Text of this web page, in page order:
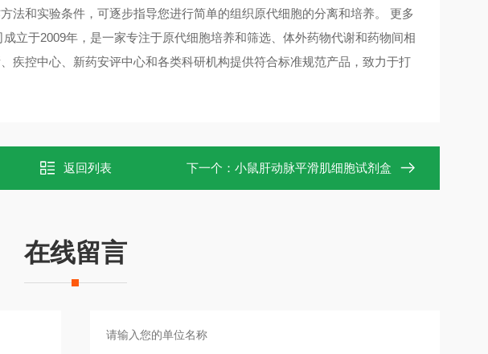
法和实验条件，可逐步指导您进行简单的组织原代细胞的分离和培养。 更多
立于2009年，是一家专注于原代细胞培养和筛选、体外药物代谢和药物间相
疾控中心、新药安评中心和各类科研机构提供符合标准规范产品，致力于打
返回列表 下一个： 小鼠肝动脉平滑肌细胞试剂盒
在线留言